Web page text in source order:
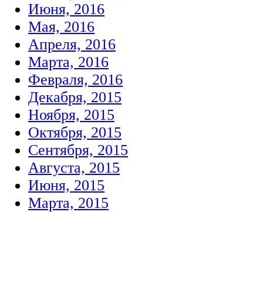
Июня, 2016
Мая, 2016
Апреля, 2016
Марта, 2016
Февраля, 2016
Декабря, 2015
Ноября, 2015
Октября, 2015
Сентября, 2015
Августа, 2015
Июня, 2015
Марта, 2015